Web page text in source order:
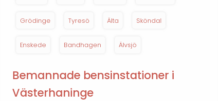
Grödinge Tyresö Älta Sköndal
Enskede Bandhagen Älvsjö
Bemannade bensinstationer i
Västerhaninge